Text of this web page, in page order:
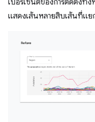
เปอร์เซ็นต์ของการติดตั้งทั้
แสดงเส้นหลายสิบเส้นที่แ